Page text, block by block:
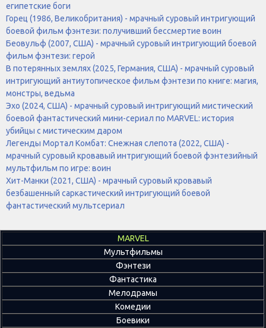
египетские боги
Горец (1986, Великобритания) - мрачный суровый интригующий
боевой фильм фэнтези: получивший бессмертие воин
Беовульф (2007, США) - мрачный суровый интригующий боевой
фильм фэнтези: герой
В потерянных землях (2025, Германия, США) - мрачный суровый
интригующий антиутопическое фильм фэнтези по книге: магия,
монстры, ведьма
Эхо (2024, США) - мрачный суровый интригующий мистический
боевой фантастический мини-сериал по MARVEL: история
убийцы с мистическим даром
Легенды Мортал Комбат: Снежная слепота (2022, США) -
мрачный суровый кровавый интригующий боевой фэнтезийный
мультфильм по игре: воин
Хит-Манки (2021, США) - мрачный суровый кровавый
безбашенный саркастический интригующий боевой
фантастический мультсериал
MARVEL
Мультфильмы
Фэнтези
Фантастика
Мелодрамы
Комедии
Боевики